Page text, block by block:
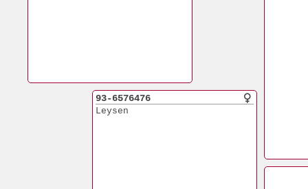
93-6576476
Leysen